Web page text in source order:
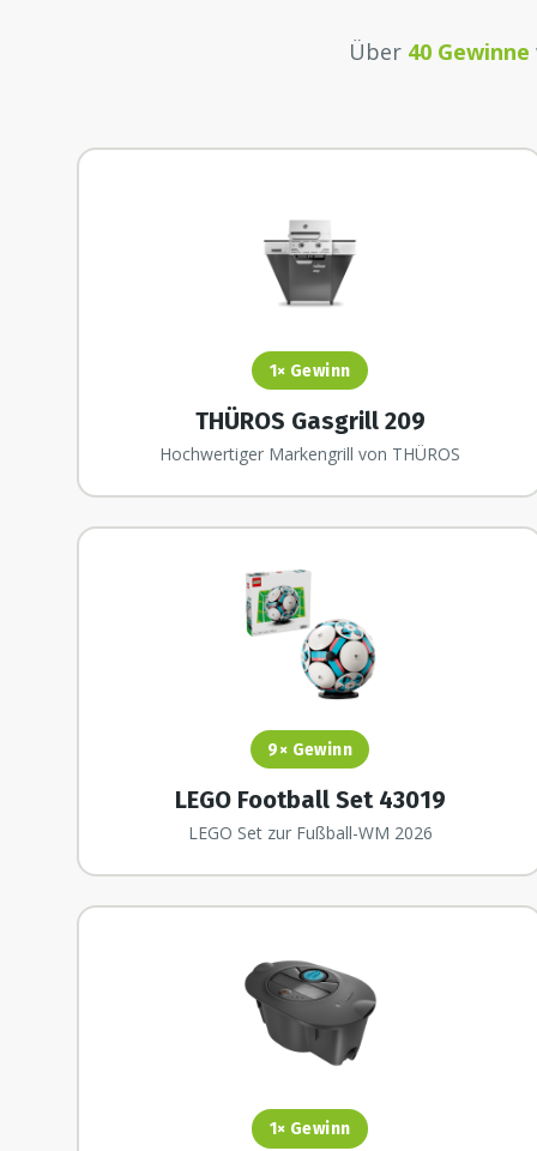
Über 40 Gewinne
1× Gewinn
THÜROS Gasgrill 209
Hochwertiger Markengrill von THÜROS
9× Gewinn
LEGO Football Set 43019
LEGO Set zur Fußball-WM 2026
1× Gewinn